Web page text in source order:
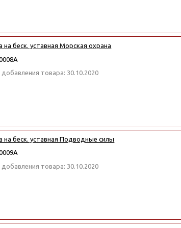
на беск. уставная Морская охрана
товара: 30.10.2020
на беск. уставная Подводные силы
товара: 30.10.2020